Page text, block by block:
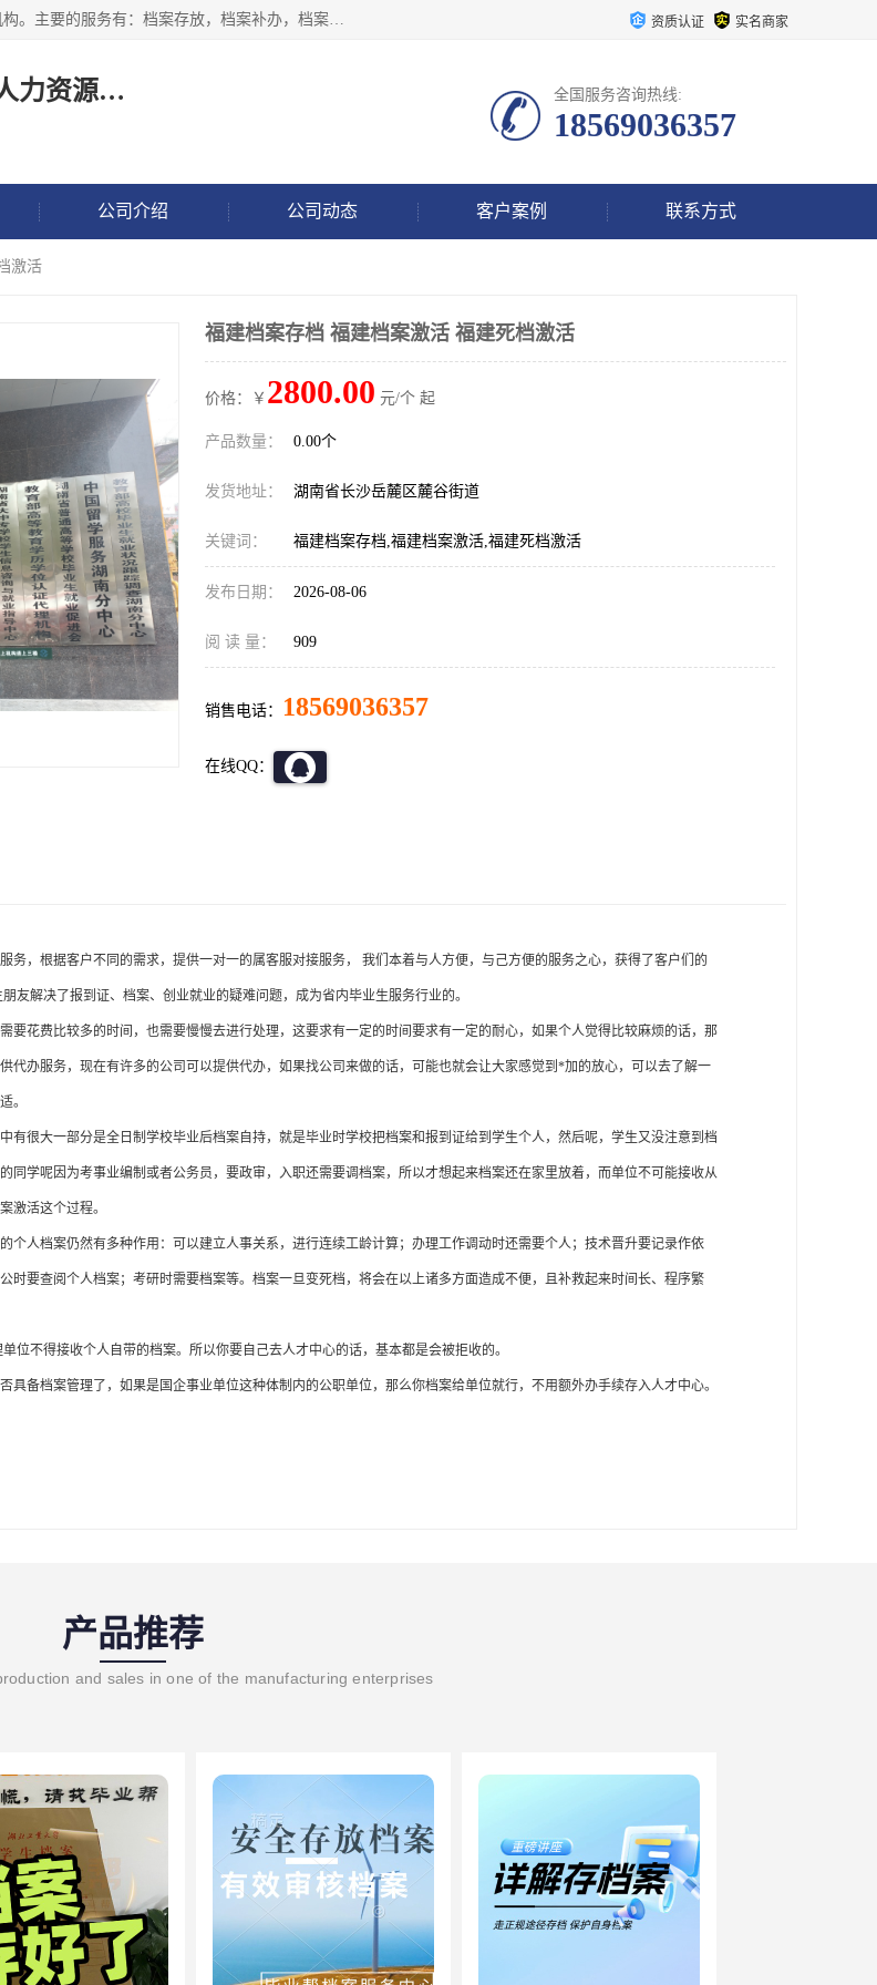
长沙毕业帮人力资源咨询有限责任公司是一家拥有8年多经验的人事服务代理机构。主要的服务有：档案存放，档案补办，档案激活，档案查询，档案查找，档案托管，档案调取，档案异地代办，档案异常处理 等；提供毕业档案处理、人事档案服务、商务代理代办、个人档案等服务，同时办事过程全程与客户沟通，确保真实、安全、可靠！ 资质认证 实名商家
长沙高新技术产业开发区毕业帮人力资源咨询有限责任公司 全国服务咨询热线:
18569036357
公司介绍 公司动态 客户案例 联系方式
激活
福建档案存档 福建档案激活 福建死档激活
价格：￥ 2800.00 元/个 起
产品数量： 0.00个
发货地址： 湖南省长沙岳麓区麓谷街道
关键词： 福建档案存档,福建档案激活,福建死档激活
发布日期： 2026-08-06
阅 读 量： 909
销售电话： 18569036357
在线QQ：
务，根据客户不同的需求，提供一对一的属客服对接服务， 我们本着与人方便，与己方便的服务之心，获得了客户们的
友解决了报到证、档案、创业就业的疑难问题，成为省内毕业生服务行业的。
要花费比较多的时间，也需要慢慢去进行处理，这要求有一定的时间要求有一定的耐心，如果个人觉得比较麻烦的话，那
代办服务，现在有许多的公司可以提供代办，如果找公司来做的话，可能也就会让大家感觉到 *加的放心，可以去了解一
。
有很大一部分是全日制学校毕业后档案自持，就是毕业时学校把档案和报到证给到学生个人，然后呢，学生又没注意到档
同学呢因为考事业编制或者公务员，要政审，入职还需要调档案，所以才想起来档案还在家里放着，而单位不可能接收从
激活这个过程。
个人档案仍然有多种作用：可以建立人事关系，进行连续工龄计算；办理工作调动时还需要个人；技术晋升要记录作依
时要查阅个人档案；考研时需要档案等。档案一旦变死档，将会在以上诸多方面造成不便，且补救起来时间长、程序繁
位不得接收个人自带的档案。所以你要自己去人才中心的话，基本都是会被拒收的。
具备档案管理了，如果是国企事业单位这种体制内的公职单位，那么你档案给单位就行，不用额外办手续存入人才中心。
产品推荐
and sales in one of the manufacturing enterprises